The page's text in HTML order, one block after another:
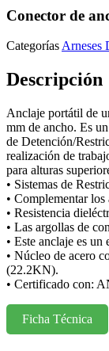
Conector de
Categorías Arneses
Descripción
Anclaje portátil de
mm de ancho. Es
de Detención/
realización de
para alturas
• Sistemas de
• Complementar
• Resistencia
• Las argollas de
• Este anclaje es
• Núcleo de acero
(22.2KN).
• Certificado con:
Ficha Técnica